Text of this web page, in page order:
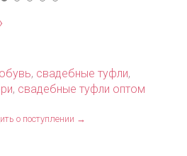
, свадебные туфли,
, свадебные туфли оптом
о поступлении →